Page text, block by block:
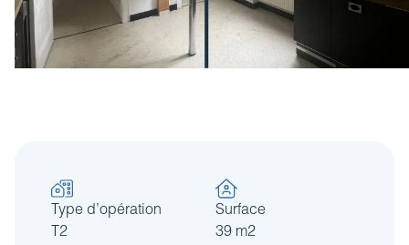
Type d’opération
T2
Surface
39 m2